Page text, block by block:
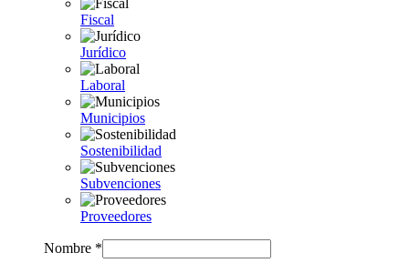
Fiscal
Jurídico
Laboral
Municipios
Sostenibilidad
Subvenciones
Proveedores
Nombre *